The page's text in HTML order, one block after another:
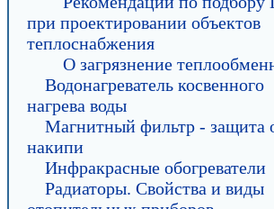
при проектировании объектов
теплоснабжения
О загрязнение
Водонагреватель косвенного
нагрева воды
Магнитный фильтр - защита
накипи
Инфракрасные обогреватели
Радиаторы. Свойства и виды